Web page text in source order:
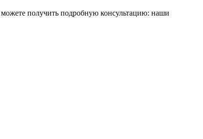
получить подробную консультацию: наши